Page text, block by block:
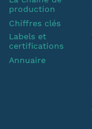
production
Chiffres clés
Labels et
certifications
Annuaire